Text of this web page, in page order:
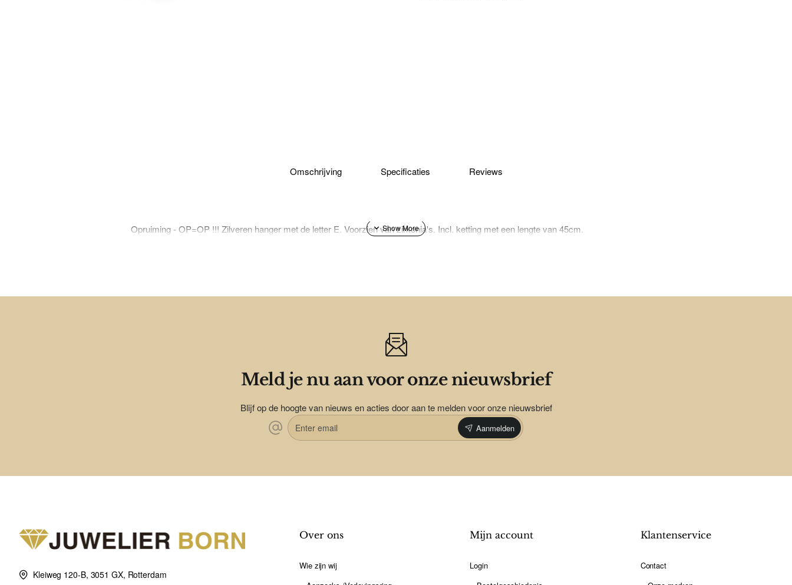
Omschrijving Specificaties Reviews
Opruiming - OP=OP !!! Zilveren hanger met de letter E. Voorzien van zirkonia's. Incl. ketting met een lengte van 45cm.
Meld je nu aan voor onze nieuwsbrief
Blijf op de hoogte van nieuws en acties door aan te melden voor onze nieuwsbrief
Enter
email
Aanmelden
Kleiweg 120-B, 3051 GX, Rotterdam
Over ons
Wie zijn wij
Mijn account
Login
Klantenservice
Contact